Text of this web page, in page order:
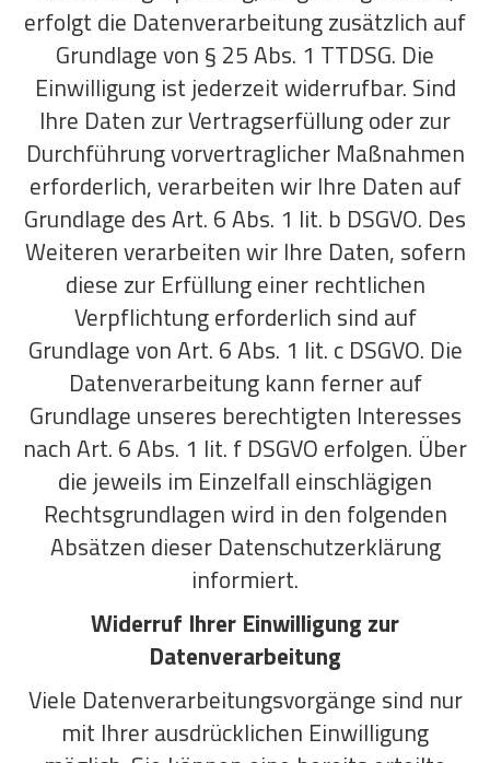
erfolgt die Datenverarbeitung zusätzlich auf
Grundlage von § 25 Abs. 1 TTDSG. Die
Einwilligung ist jederzeit widerrufbar. Sind
Ihre Daten zur Vertragserfüllung oder zur
Durchführung vorvertraglicher Maßnahmen
erforderlich, verarbeiten wir Ihre Daten auf
Grundlage des Art. 6 Abs. 1 lit. b DSGVO. Des
Weiteren verarbeiten wir Ihre Daten, sofern
diese zur Erfüllung einer rechtlichen
Verpflichtung erforderlich sind auf
Grundlage von Art. 6 Abs. 1 lit. c DSGVO. Die
Datenverarbeitung kann ferner auf
Grundlage unseres berechtigten Interesses
nach Art. 6 Abs. 1 lit. f DSGVO erfolgen. Über
die jeweils im Einzelfall einschlägigen
Rechtsgrundlagen wird in den folgenden
Absätzen dieser Datenschutzerklärung
informiert.
Widerruf Ihrer Einwilligung zur
Datenverarbeitung
Viele Datenverarbeitungsvorgänge sind nur
mit Ihrer ausdrücklichen Einwilligung